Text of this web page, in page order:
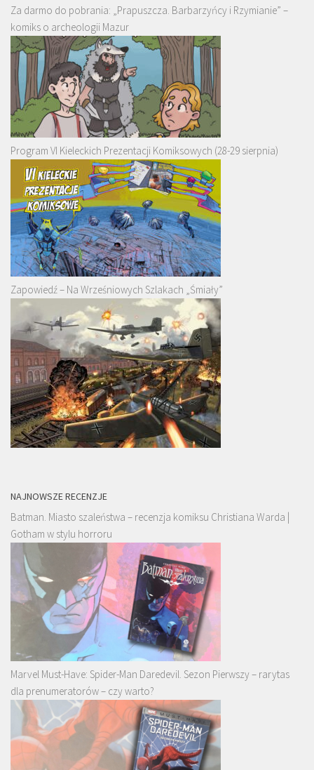
Za darmo do pobrania: „Prapuszcza. Barbarzyńcy i Rzymianie” –
komiks o archeologii Mazur
Program VI Kieleckich Prezentacji Komiksowych (28-29 sierpnia)
Zapowiedź – Na Wrześniowych Szlakach „Śmiały”
NAJNOWSZE RECENZJE
Batman. Miasto szaleństwa – recenzja komiksu Christiana Warda |
Gotham w stylu horroru
Marvel Must-Have: Spider-Man Daredevil. Sezon Pierwszy – rarytas
dla prenumeratorów – czy warto?